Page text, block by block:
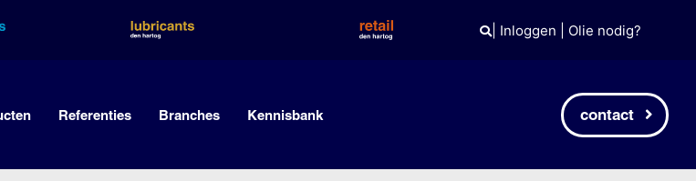
| Inloggen Olie nodig?
Referenties Branches Kennisbank contact